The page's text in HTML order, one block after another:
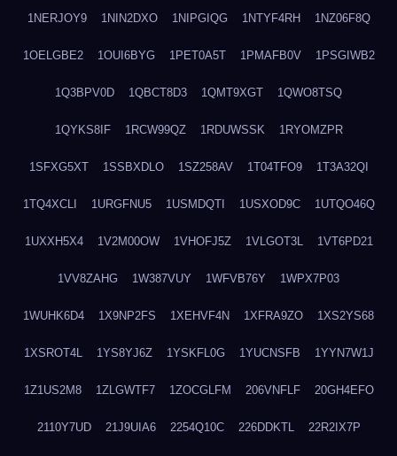
1NERJOY9 1NIN2DXO 1NIPGIQG 1NTYF4RH 1NZ06F8Q
1OELGBE2 1OUI6BYG 1PET0A5T 1PMAFB0V 1PSGIWB2
1Q3BPV0D 1QBCT8D3 1QMT9XGT 1QWO8TSQ
1QYKS8IF 1RCW99QZ 1RDUWSSK 1RYOMZPR
1SFXG5XT 1SSBXDLO 1SZ258AV 1T04TFO9 1T3A32QI
1TQ4XCLI 1URGFNU5 1USMDQTI 1USXOD9C 1UTQO46Q
1UXXH5X4 1V2M00OW 1VHOFJ5Z 1VLGOT3L 1VT6PD21
1VV8ZAHG 1W387VUY 1WFVB76Y 1WPX7P03
1WUHK6D4 1X9NP2FS 1XEHVF4N 1XFRA9ZO 1XS2YS68
1XSROT4L 1YS8YJ6Z 1YSKFL0G 1YUCNSFB 1YYN7W1J
1Z1US2M8 1ZLGWTF7 1ZOCGLFM 206VNFLF 20GH4EFO
2110Y7UD 21J9UIA6 2254Q10C 226DDKTL 22R2IX7P